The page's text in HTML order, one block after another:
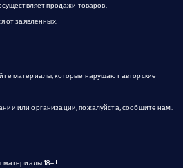
с
й
продажи товаров.
от заявленных.
материалы, которые нарушают авторские
или организации, пожалуйста, сообщите нам.
материалы 18+!